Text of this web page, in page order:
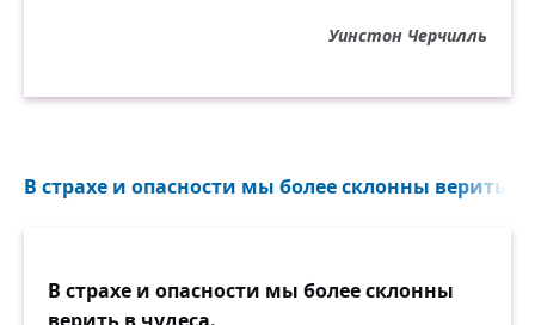
Уинстон Черчилль
В страхе и опасности мы более склонны верить в
В страхе и опасности мы более склонны